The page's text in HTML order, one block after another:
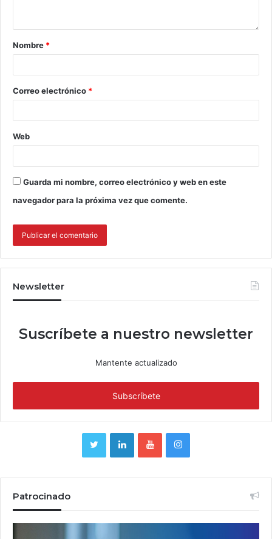
Nombre *
Correo electrónico *
Web
Guarda mi nombre, correo electrónico y web en este
navegador para la próxima vez que comente.
Newsletter
Suscríbete a nuestro newsletter
Mantente actualizado
Patrocinado